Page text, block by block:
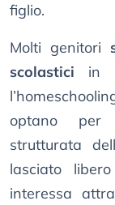
figlio.
Molti genitori
scolastici in
optano per
strutturata
lasciato
interessa